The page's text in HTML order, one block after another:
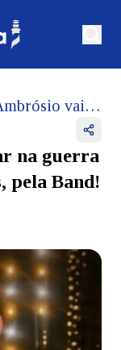
Renato Ambrósio vai entrar na guerra de audiência dos domingos, pela Band!
na guerra
pela Band!